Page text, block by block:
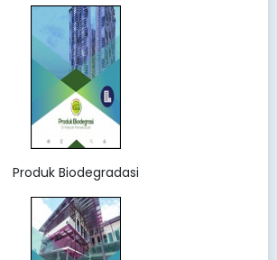
Produk Biodegradasi